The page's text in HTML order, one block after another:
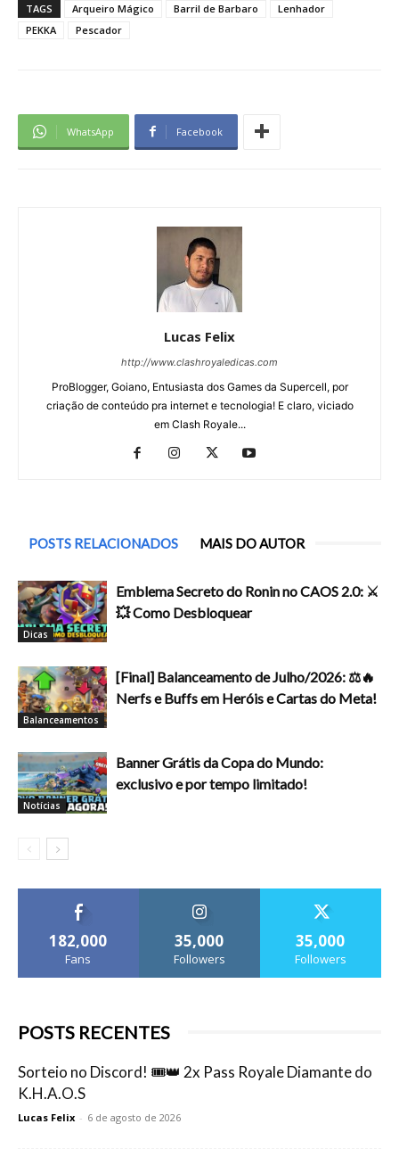
TAGS Arqueiro Mágico Barril de Barbaro
Lenhador
PEKKA
Pescador
WhatsApp Facebook
Lucas Felix
http://www.clashroyaledicas.com
ProBlogger, Goiano, Entusiasta dos Games da Supercell, por
criação de conteúdo pra internet e tecnologia! E claro, viciado
em Clash Royale...
POSTS RELACIONADOS MAIS DO AUTOR
Dicas
Emblema Secreto do Ronin no CAOS 2.0: ⚔️
💥 Como Desbloquear
Balanceamentos
[Final] Balanceamento de Julho/2026: ⚖️🔥
Nerfs e Buffs em Heróis e Cartas do Meta!
Notícias
Banner Grátis da Copa do Mundo:
exclusivo e por tempo limitado!
182,000
Fans
35,000
Followers
35,000
Followers
POSTS RECENTES
Sorteio no Discord! 🎟️👑 2x Pass Royale Diamante do
K.H.A.O.S
Lucas Felix - 6 de agosto de 2026